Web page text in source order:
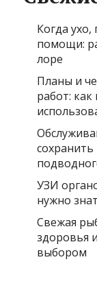
Когда ухо,
помощи:
лоре
Планы и
работ:
сохранить
УЗИ
нужно
Свежая
здоровья
выбором